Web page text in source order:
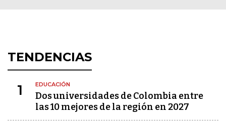
TENDENCIAS
1 EDUCACIÓN
Dos universidades de Colombia entre
las 10 mejores de la región en 2027